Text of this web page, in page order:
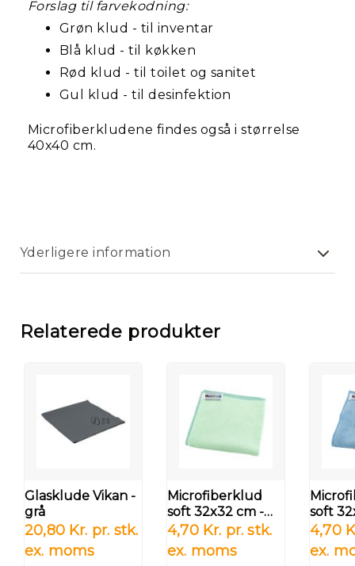
Forslag til farvekodning:
Grøn klud - til inventar
Blå klud - til køkken
Rød klud - til toilet og sanitet
Gul klud - til desinfektion
Microfiberkludene findes også i størrelse
40x40 cm.
Yderligere information
Relaterede produkter
Glasklude Vikan -
grå
20,80 Kr. pr. stk.
ex. moms
Microfiberklud
soft 32x32 cm -
grøn
4,70 Kr. pr. stk.
ex. moms
soft
blå
4,70
ex.